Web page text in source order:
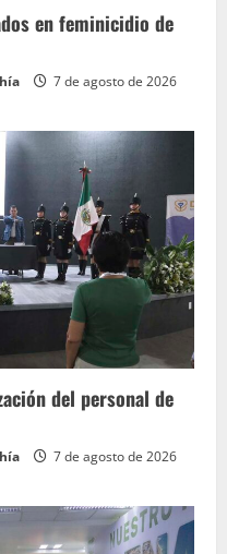
en feminicidio de
7 de agosto de 2026
del personal de
7 de agosto de 2026